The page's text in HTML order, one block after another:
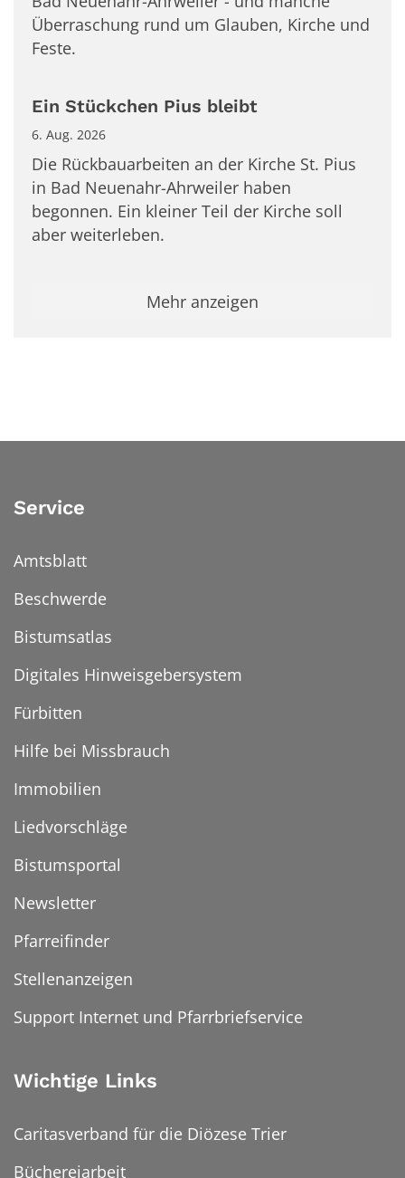
Überraschung rund um Glauben, Kirche und
Feste.
Ein Stückchen Pius bleibt
6. Aug. 2026
Die Rückbauarbeiten an der Kirche St. Pius
in Bad Neuenahr-Ahrweiler haben
begonnen. Ein kleiner Teil der Kirche soll
aber weiterleben.
Mehr anzeigen
Service
Amtsblatt
Beschwerde
Bistumsatlas
Digitales Hinweisgebersystem
Fürbitten
Hilfe bei Missbrauch
Immobilien
Liedvorschläge
Bistumsportal
Newsletter
Pfarreifinder
Stellenanzeigen
Support Internet und Pfarrbriefservice
Wichtige Links
Caritasverband für die Diözese Trier
Büchereiarbeit